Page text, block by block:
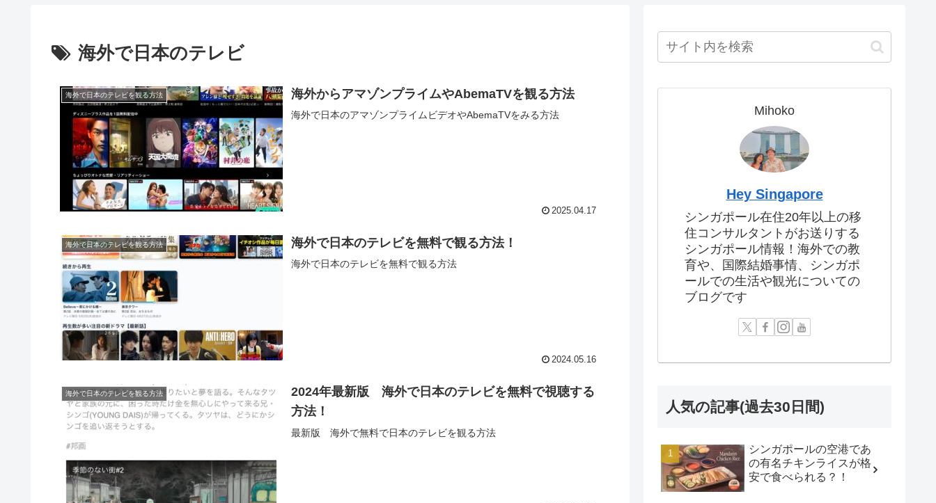
海外で日本のテレビ
海外で日本のテレビを観る方法 海外からアマゾンプライムやAbemaTVを観る方法
海外で日本のアマゾンプライムビデオやAbemaTVをみる方法
2025.04.17
海外で日本のテレビを観る方法 海外で日本のテレビを無料で観る方法！
海外で日本のテレビを無料で観る方法
2024.05.16
海外で日本のテレビを観る方法
2024年最新版 海外で日本のテレビを無料で視聴する
方法！
最新版 海外で無料で日本のテレビを観る方法
Mihoko
Hey Singapore
シンガポール在住20年以上の移
住コンサルタントがお送りする
シンガポール情報！海外での教
育や、国際結婚事情、シンガポ
ールでの生活や観光についての
ブログです
人気の記事(過去30日間)
シンガポールの空港であ
の有名チキンライスが格
安で食べられる？！